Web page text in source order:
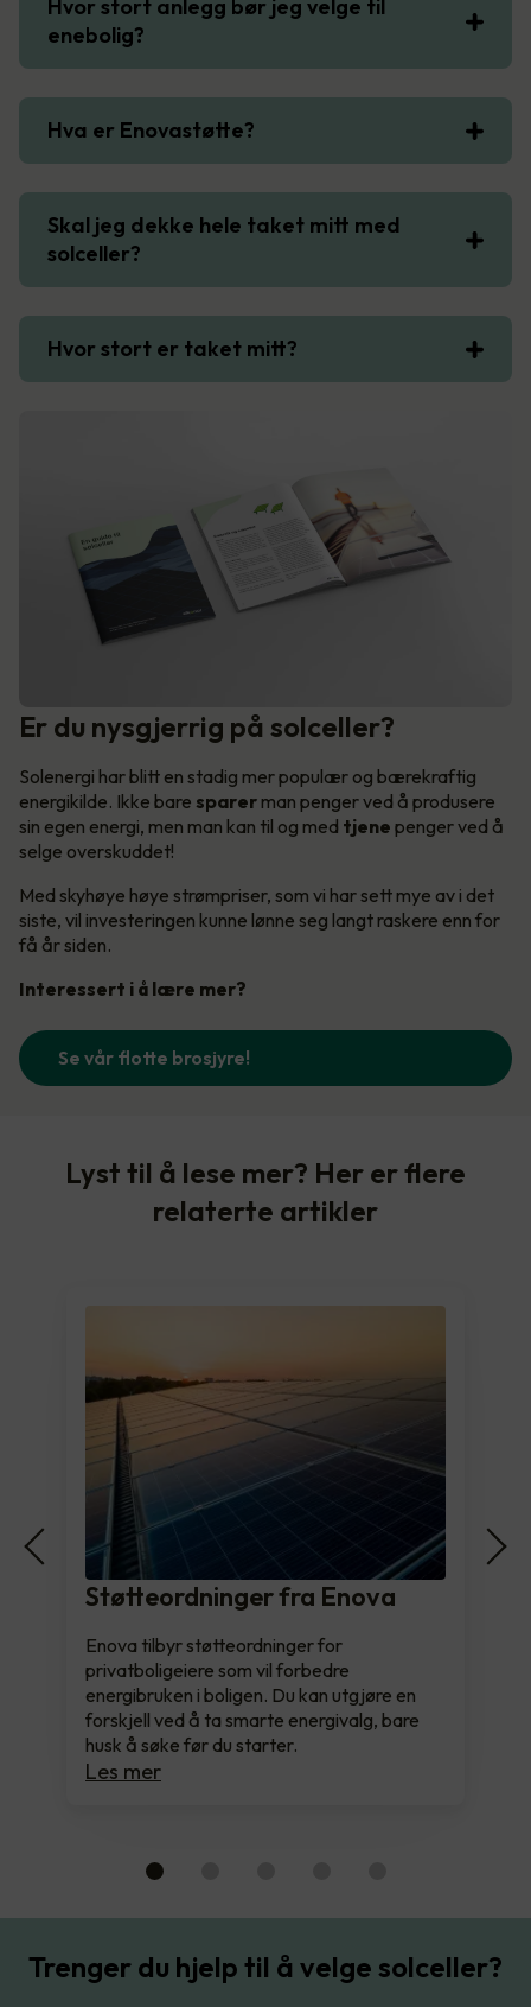
Hvor stort anlegg bør jeg velge til
enebolig?
Hva er Enovastøtte?
Skal jeg dekke hele taket mitt med
solceller?
Hvor stort er taket mitt?
Er du nysgjerrig på solceller?
Solenergi har blitt en stadig mer populær og bærekraftig
energikilde. Ikke bare sparer man penger ved å produsere
sin egen energi, men man kan til og med tjene penger ved å
selge overskuddet!
Med skyhøye høye strømpriser, som vi har sett mye av i det
siste, vil investeringen kunne lønne seg langt raskere enn for
få år siden.
Interessert i å lære mer?
Se vår flotte brosjyre!
Lyst til å lese mer? Her er flere
relaterte artikler
Støtteordninger fra Enova
Enova tilbyr støtteordninger for
privatboligeiere som vil forbedre
energibruken i boligen. Du kan utgjøre en
forskjell ved å ta smarte energivalg, bare
husk å søke før du starter.
Les mer
Trenger du hjelp til å velge solceller?